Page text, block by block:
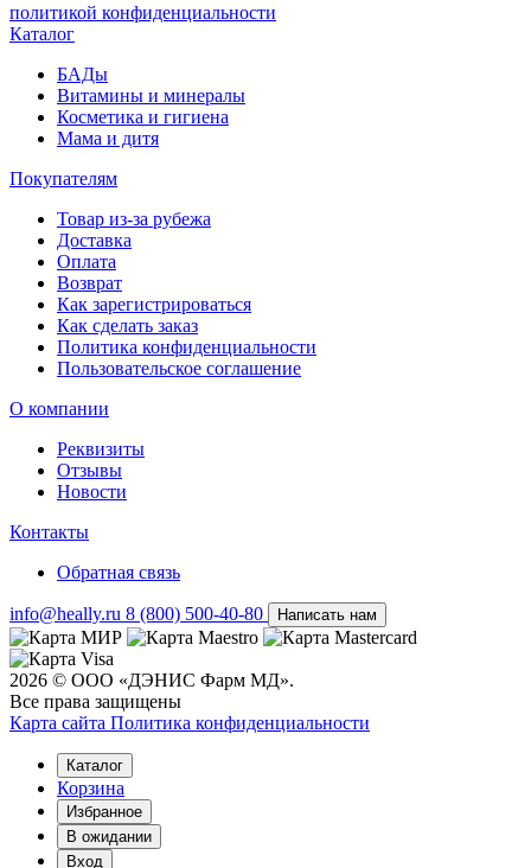
политикой конфиденциальности
Каталог
БАДы
Витамины и минералы
Косметика и гигиена
Мама и дитя
Покупателям
Товар из-за рубежа
Доставка
Оплата
Возврат
Как зарегистрироваться
Как сделать заказ
Политика конфиденциальности
Пользовательское соглашение
О компании
Реквизиты
Отзывы
Новости
Контакты
Обратная связь
info@heally.ru 8 (800) 500-40-80 Написать нам
2026 © ООО «ДЭНИС Фарм МД».
Все права защищены
Карта сайта Политика конфиден­циальности
Каталог
Корзина
Избранное
В ожидании
Вход